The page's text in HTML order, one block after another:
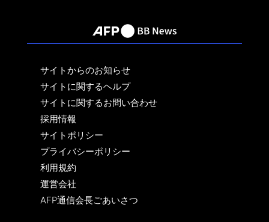
サイトからのお知らせ
サイトに関するヘルプ
サイトに関するお問い合わせ
採用情報
サイトポリシー
プライバシーポリシー
利用規約
運営会社
AFP通信会長ごあいさつ